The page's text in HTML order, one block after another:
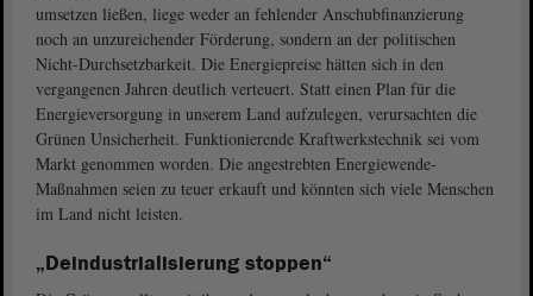
umsetzen ließen, liege weder an fehlender Anschubfinanzierung
noch an unzureichender Förderung, sondern an der politischen
Nicht-Durchsetzbarkeit. Die Energiepreise hätten sich in den
vergangenen Jahren deutlich verteuert. Statt einen Plan für die
Energieversorgung in unserem Land aufzulegen, verursachten die
Grünen Unsicherheit. Funktionierende Kraftwerkstechnik sei vom
Markt genommen worden. Die angestrebten Energiewende-
Maßnahmen seien zu teuer erkauft und könnten sich viele Menschen
im Land nicht leisten.
„Deindustrialisierung stoppen“